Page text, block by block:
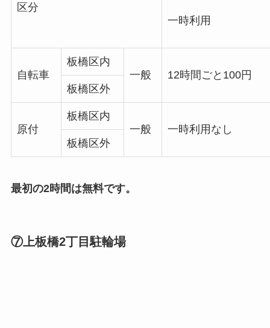
区分
一時利用
自転車
板橋区内
一般
12時間ごと100円
板橋区外
原付
板橋区内
一般
一時利用なし
板橋区外
最初の2時間は無料です。
⑦上板橋2丁目駐輪場